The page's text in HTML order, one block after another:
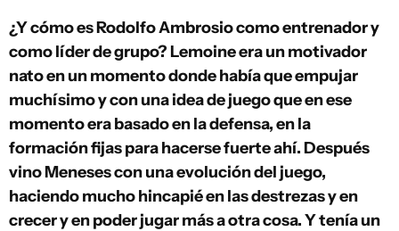
¿Y cómo es Rodolfo Ambrosio como entrenador y
como líder de grupo? Lemoine era un motivador
nato en un momento donde había que empujar
muchísimo y con una idea de juego que en ese
momento era basado en la defensa, en la
formación fijas para hacerse fuerte ahí. Después
vino Meneses con una evolución del juego,
haciendo mucho hincapié en las destrezas y en
crecer y en poder jugar más a otra cosa. Y tenía un